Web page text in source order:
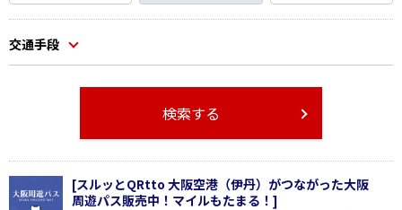
交通手段
検索する
[スルッとQRtto 大阪空港（伊丹）がつながった大阪
周遊パス販売中！マイルもたまる！]